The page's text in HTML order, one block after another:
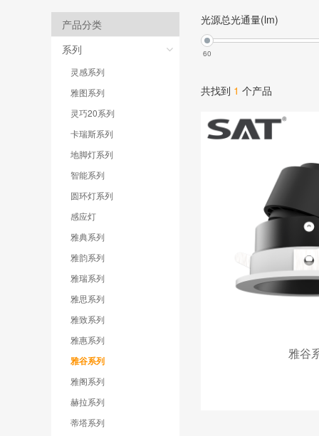
产品分类
系列
灵感系列
雅图系列
灵巧20系列
卡瑞斯系列
地脚灯系列
智能系列
圆环灯系列
感应灯
雅典系列
雅韵系列
雅瑞系列
雅思系列
雅致系列
雅惠系列
雅谷系列
雅阁系列
赫拉系列
蒂塔系列
光源总光通量(lm)
60
共找到 1 个产品
雅谷